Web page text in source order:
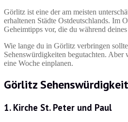
Görlitz ist eine der am meisten
erhaltenen Städte Ostdeutschlands. Im
Geheimtipps vor, die du während
Wie lange du in Görlitz verbringen
Sehenswürdigkeiten begutachten.
eine Woche einplanen.
Görlitz
1. Kirche St. Peter und Paul